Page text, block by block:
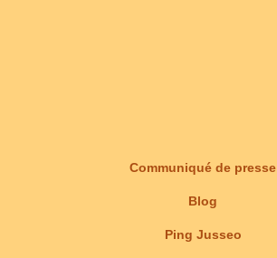
Communiqué de presse
Blog
Ping Jusseo